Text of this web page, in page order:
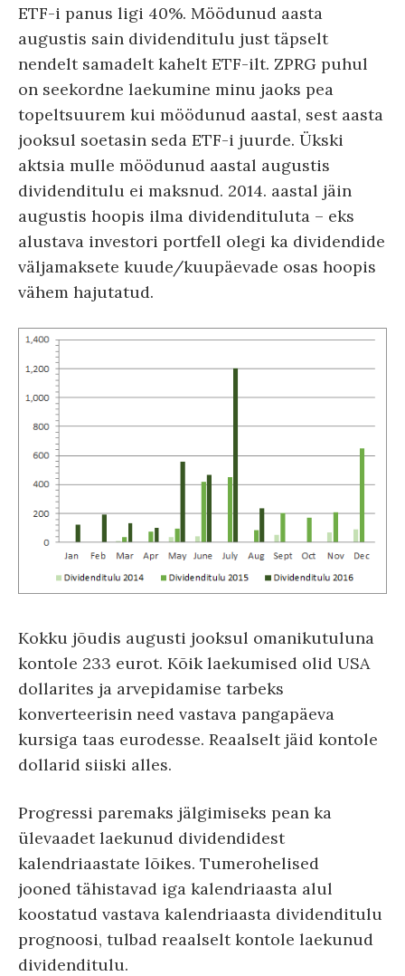
ETF-i panus ligi 40%. Möödunud aasta
augustis sain dividenditulu just täpselt
nendelt samadelt kahelt ETF-ilt. ZPRG puhul
on seekordne laekumine minu jaoks pea
topeltsuurem kui möödunud aastal, sest aasta
jooksul soetasin seda ETF-i juurde. Ükski
aktsia mulle möödunud aastal augustis
dividenditulu ei maksnud. 2014. aastal jäin
augustis hoopis ilma dividendituluta – eks
alustava investori portfell olegi ka dividendide
väljamaksete kuude/kuupäevade osas hoopis
vähem hajutatud.
Kokku jõudis augusti jooksul omanikutuluna
kontole 233 eurot. Kõik laekumised olid USA
dollarites ja arvepidamise tarbeks
konverteerisin need vastava pangapäeva
kursiga taas eurodesse. Reaalselt jäid kontole
dollarid siiski alles.
Progressi paremaks jälgimiseks pean ka
ülevaadet laekunud dividendidest
kalendriaastate lõikes. Tumerohelised
jooned tähistavad iga kalendriaasta alul
koostatud vastava kalendriaasta dividenditulu
prognoosi, tulbad reaalselt kontole laekunud
dividenditulu.